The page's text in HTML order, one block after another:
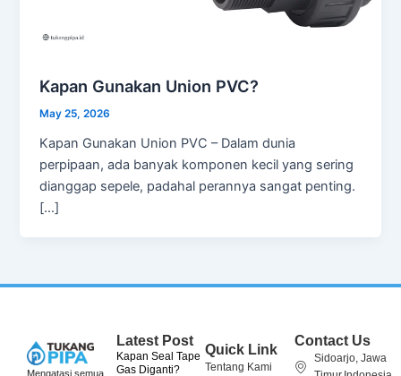
Kapan Gunakan Union PVC?
May 25, 2026
Kapan Gunakan Union PVC – Dalam dunia
perpipaan, ada banyak komponen kecil yang sering
dianggap sepele, padahal perannya sangat penting.
[…]
Mengatasi semua
Latest Post
Kapan Seal Tape
Gas Diganti?
Quick Link
Tentang Kami
Contact Us
Sidoarjo, Jawa